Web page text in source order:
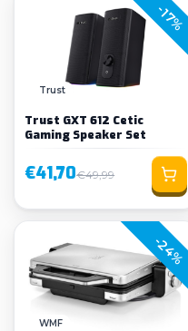
-17%
Trust
Trust GXT 612 Cetic
Gaming Speaker Set
€41,70€49,99
-24%
WMF